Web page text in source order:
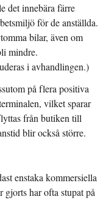
det innebära färre
för de anställda.
bilar, även om
mindre.
i avhandlingen.)
på flera positiva
vilket sparar
från butiken till
blir också större.
enstaka kommersiella
har ofta stupat på